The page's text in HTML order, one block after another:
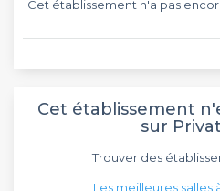
Cet établissement n'a pas
Cet établissement
sur
Trouver des
Les meilleures salles